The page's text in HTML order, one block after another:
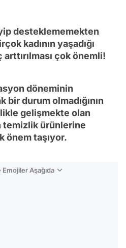
desteklememekten
kadının yaşadığı
çok önemli!
döneminin
bir durum olmadığının
gelişmekte olan
temizlik ürünlerine
önem taşıyor.
Aşağıda